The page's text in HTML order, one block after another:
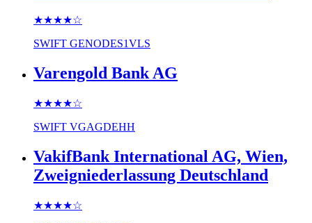
★★★★☆
SWIFT GENODES1VLS
Varengold Bank AG
★★★★☆
SWIFT VGAGDEHH
VakifBank International AG, Wien,
Zweigniederlassung Deutschland
★★★★☆